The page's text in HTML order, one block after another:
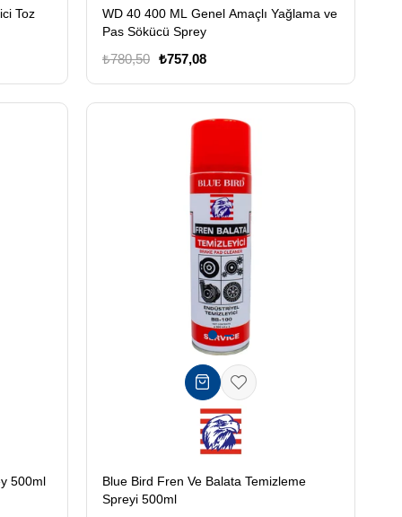
Toz
WD 40 400 ML Genel Amaçlı Yağlama ve
Pas Sökücü Sprey
₺757,08
₺780,50
500ml
Blue Bird Fren Ve Balata Temizleme
Spreyi 500ml